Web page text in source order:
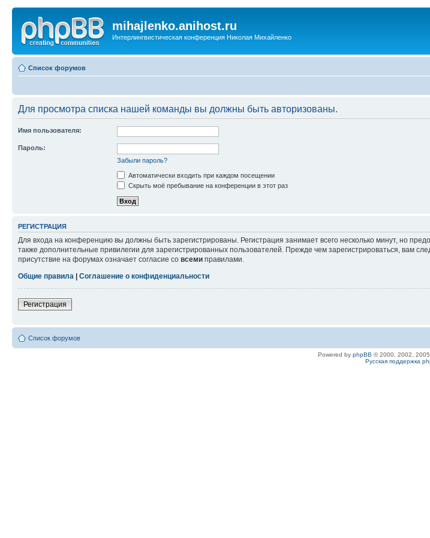
mihajlenko.anihost.ru
Интерлингвистическая конференция Николая Михайленко
Список форумов
Для просмотра списка нашей команды вы должны быть авторизованы.
Имя пользователя:
Пароль:
Забыли пароль?
Автоматически входить при каждом посещении
Скрыть моё пребывание на конференции в этот раз
РЕГИСТРАЦИЯ
Для входа на конференцию вы должны быть зарегистрированы. Регистрация занимает всего несколько минут, но
также дополнительные привилегии для зарегистрированных пользователей. Прежде чем зарегистрироваться, вам
присутствие на форумах означает согласие со всеми правилами.
Общие правила
Соглашение о конфиденциальности
Регистрация
Список форумов
Powered by phpBB © 2000, 2002,
Русская поддержка